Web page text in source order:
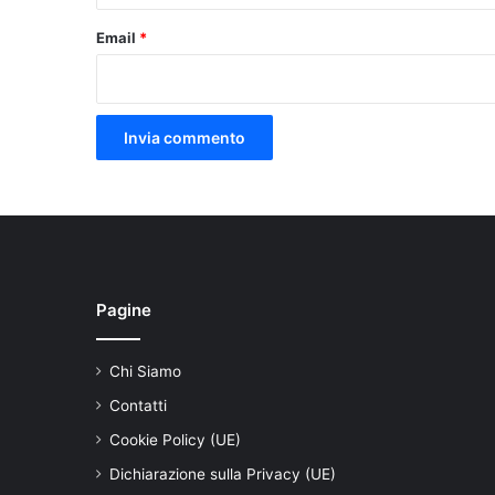
Email *
Pagine
Chi Siamo
Contatti
Cookie Policy (UE)
Dichiarazione sulla Privacy (UE)